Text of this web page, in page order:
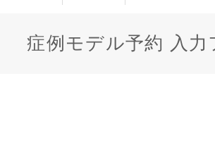
症例モデル予約 入力